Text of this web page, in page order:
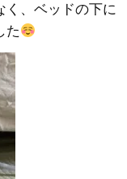
く、ベッドの下に
た